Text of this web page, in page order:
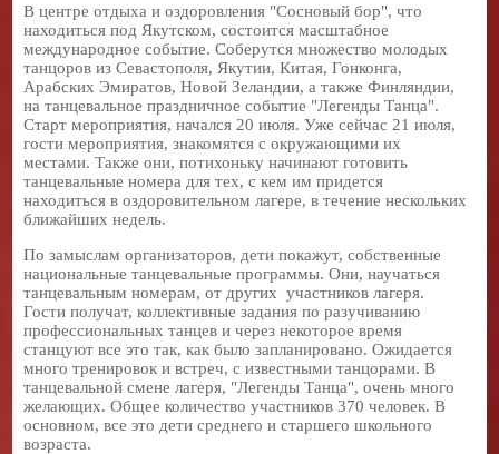
В центре отдыха и оздоровления "Сосновый бор", что
находиться под Якутском, состоится масштабное
международное событие. Соберутся множество молодых
танцоров из Севастополя, Якутии, Китая, Гонконга,
Арабских Эмиратов, Новой Зеландии, а также Финляндии,
на танцевальное праздничное событие "Легенды Танца".
Старт мероприятия, начался 20 июля. Уже сейчас 21 июля,
гости мероприятия, знакомятся с окружающими их
местами. Также они, потихоньку начинают готовить
танцевальные номера для тех, с кем им придется
находиться в оздоровительном лагере, в течение нескольких
ближайших недель.
По замыслам организаторов, дети покажут, собственные
национальные танцевальные программы. Они, научаться
танцевальным номерам, от других участников лагеря.
Гости получат, коллективные задания по разучиванию
профессиональных танцев и через некоторое время
станцуют все это так, как было запланировано. Ожидается
много тренировок и встреч, с известными танцорами. В
танцевальной смене лагеря, "Легенды Танца", очень много
желающих. Общее количество участников 370 человек. В
основном, все это дети среднего и старшего школьного
возраста.